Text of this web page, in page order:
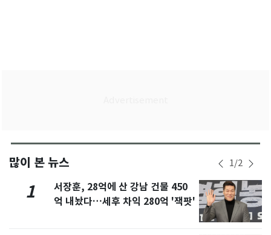
많이 본 뉴스 1/2
1
서장훈, 28억에 산 강남 건물 450
억 내놨다…세후 차익 280억 '잭팟'